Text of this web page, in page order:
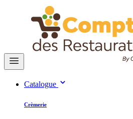
Catalogue
Crèmerie